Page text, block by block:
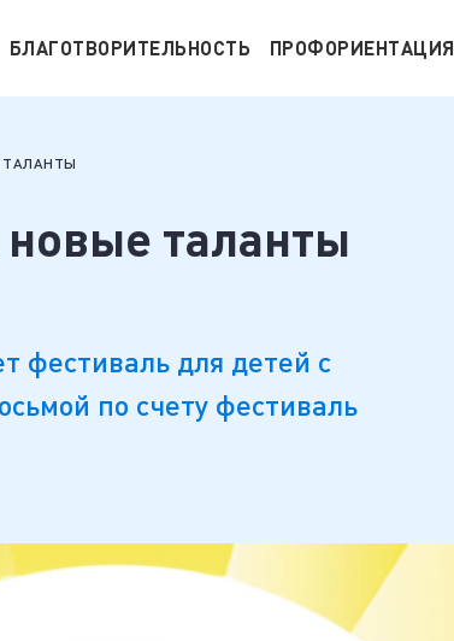
БЛАГОТВОРИТЕЛЬНОСТЬ ПРОФОРИЕНТАЦИЯ
таланты
фестиваль для детей с
по счету фестиваль